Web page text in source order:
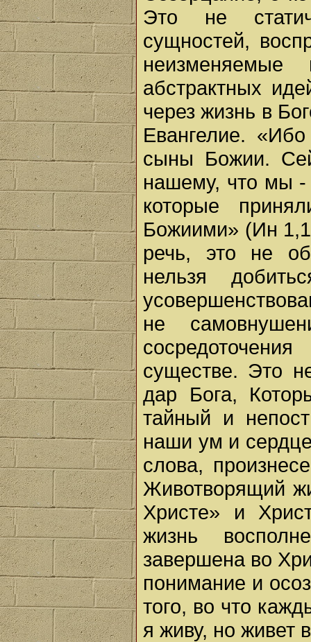
Это не
сущностей,
абстрактных
через жизнь в
Евангелие.
сыны Божии.
нашему, что мы
которые
Божиими» (Ин
речь, это не
нельзя
не
существе. Это
дар Бога,
тайный и
наши ум и
слова,
Животворящий
Христе» и
жизнь
завершена во
понимание и
того, во что
я живу, но живет